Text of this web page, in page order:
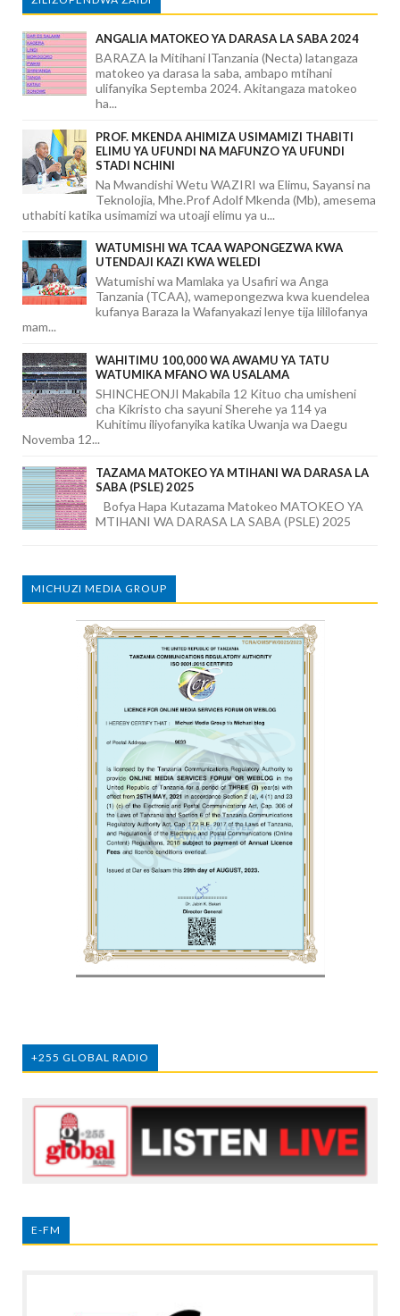
ANGALIA MATOKEO YA DARASA LA SABA 2024
BARAZA la Mitihani lTanzania (Necta) latangaza
matokeo ya darasa la saba, ambapo mtihani
ulifanyika Septemba 2024. Akitangaza matokeo
ha...
PROF. MKENDA AHIMIZA USIMAMIZI THABITI
ELIMU YA UFUNDI NA MAFUNZO YA UFUNDI
STADI NCHINI
Na Mwandishi Wetu WAZIRI wa Elimu, Sayansi na
Teknolojia, Mhe.Prof Adolf Mkenda (Mb), amesema
uthabiti katika usimamizi wa utoaji elimu ya u...
WATUMISHI WA TCAA WAPONGEZWA KWA
UTENDAJI KAZI KWA WELEDI
Watumishi wa Mamlaka ya Usafiri wa Anga
Tanzania (TCAA), wamepongezwa kwa kuendelea
kufanya Baraza la Wafanyakazi lenye tija lililofanya
mam...
WAHITIMU 100,000 WA AWAMU YA TATU
WATUMIKA MFANO WA USALAMA
SHINCHEONJI Makabila 12 Kituo cha umisheni
cha Kikristo cha sayuni Sherehe ya 114 ya
Kuhitimu iliyofanyika katika Uwanja wa Daegu
Novemba 12...
TAZAMA MATOKEO YA MTIHANI WA DARASA LA
SABA (PSLE) 2025
Bofya Hapa Kutazama Matokeo MATOKEO YA
MTIHANI WA DARASA LA SABA (PSLE) 2025
MICHUZI MEDIA GROUP
+255 GLOBAL RADIO
E-FM